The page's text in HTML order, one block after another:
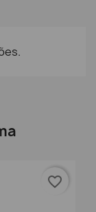
favorite_border